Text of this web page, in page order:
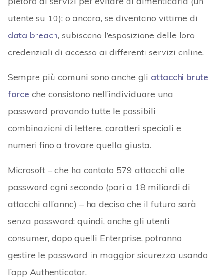
utente su 10); o ancora, se diventano vittime di
data breach, subiscono l’esposizione delle loro
credenziali di accesso ai differenti servizi online.
Sempre più comuni sono anche gli attacchi brute
force che consistono nell’individuare una
password provando tutte le possibili
combinazioni di lettere, caratteri speciali e
numeri fino a trovare quella giusta.
Microsoft – che ha contato 579 attacchi alle
password ogni secondo (pari a 18 miliardi di
attacchi all’anno) – ha deciso che il futuro sarà
senza password: quindi, anche gli utenti
consumer, dopo quelli Enterprise, potranno
gestire le password in maggior sicurezza usando
l’app Authenticator.